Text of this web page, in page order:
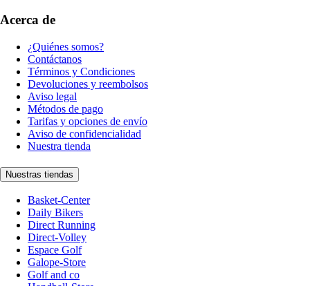
Acerca de
¿Quiénes somos?
Contáctanos
Términos y Condiciones
Devoluciones y reembolsos
Aviso legal
Métodos de pago
Tarifas y opciones de envío
Aviso de confidencialidad
Nuestra tienda
Nuestras tiendas
Basket-Center
Daily Bikers
Direct Running
Direct-Volley
Espace Golf
Galope-Store
Golf and co